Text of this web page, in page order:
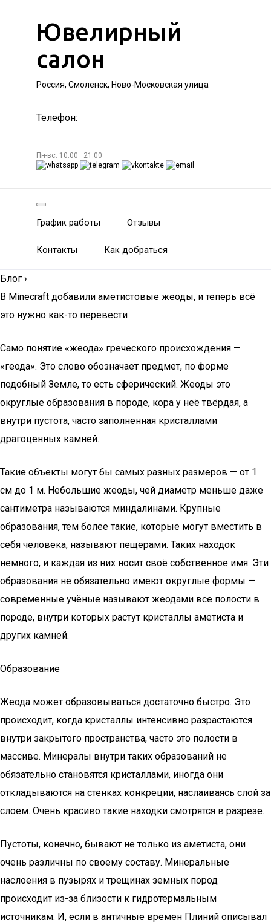
Ювелирный
салон
Россия, Смоленск, Ново-Московская улица
Телефон:
Пн-вс: 10:00—21:00
График работы Отзывы
Контакты Как добраться
Блог ›
В Minecraft добавили аметистовые жеоды, и теперь всё
это нужно как-то перевести
Само понятие «жеода» греческого происхождения —
«геода». Это слово обозначает предмет, по форме
подобный Земле, то есть сферический. Жеоды это
округлые образования в породе, кора у неё твёрдая, а
внутри пустота, часто заполненная кристаллами
драгоценных камней.
Такие объекты могут бы самых разных размеров — от 1
см до 1 м. Небольшие жеоды, чей диаметр меньше даже
сантиметра называются миндалинами. Крупные
образования, тем более такие, которые могут вместить в
себя человека, называют пещерами. Таких находок
немного, и каждая из них носит своё собственное имя. Эти
образования не обязательно имеют округлые формы —
современные учёные называют жеодами все полости в
породе, внутри которых растут кристаллы аметиста и
других камней.
Образование
Жеода может образовываться достаточно быстро. Это
происходит, когда кристаллы интенсивно разрастаются
внутри закрытого пространства, часто это полости в
массиве. Минералы внутри таких образований не
обязательно становятся кристаллами, иногда они
откладываются на стенках конкреции, наслаиваясь слой за
слоем. Очень красиво такие находки смотрятся в разрезе.
Пустоты, конечно, бывают не только из аметиста, они
очень различны по своему составу. Минеральные
наслоения в пузырях и трещинах земных пород
происходит из-за близости к гидротермальным
источникам. И, если в античные времен Плиний описывал